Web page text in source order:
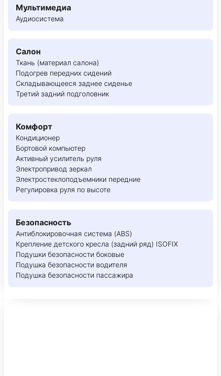
Мультимедиа
Аудиосистема
Салон
Ткань (материал салона)
Подогрев передних сидений
Складывающееся заднее сиденье
Третий задний подголовник
Комфорт
Кондиционер
Бортовой компьютер
Активный усилитель руля
Электропривод зеркал
Электростеклоподъемники передние
Регулировка руля по высоте
Безопасность
Антиблокировочная система (ABS)
Крепление детского кресла (задний ряд) ISOFIX
Подушки безопасности боковые
Подушка безопасности водителя
Подушка безопасности пассажира